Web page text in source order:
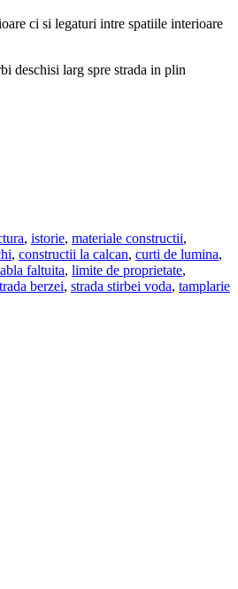
ci si legaturi intre spatiile interioare
deschisi larg spre strada in plin
, istorie, materiale constructii,
, constructii la calcan, curti de lumina,
faltuita, limite de proprietate,
berzei, strada stirbei voda, tamplarie